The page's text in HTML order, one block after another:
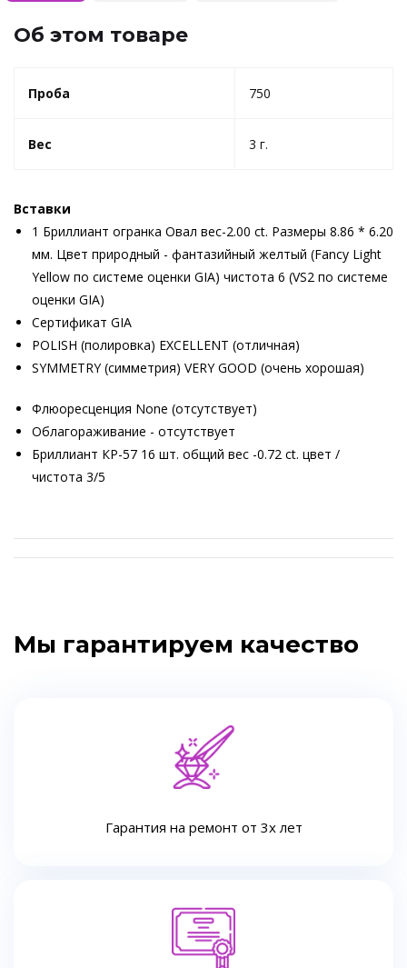
Об этом товаре
Проба 750
Вес 3 г.
Вставки
1 Бриллиант огранка Овал вес-2.00 ct. Размеры 8.86 * 6.20
мм. Цвет природный - фантазийный желтый (Fancy Light
Yellow по системе оценки GIA) чистота 6 (VS2 по системе
оценки GIA)
Сертификат GIA
POLISH (полировка) EXCELLENT (отличная)
SYMMETRY (симметрия) VERY GOOD (очень хорошая)
Флюоресценция None (отсутствует)
Облагораживание - отсутствует
Бриллиант КР-57 16 шт. общий вес -0.72 ct. цвет /
чистота 3/5
Мы гарантируем качество
Гарантия на ремонт от 3х лет